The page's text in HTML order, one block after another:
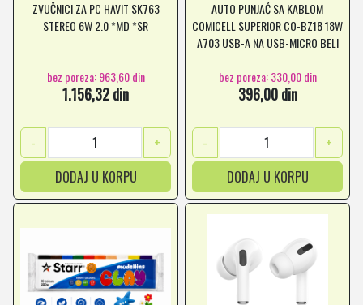
ZVUČNICI ZA PC HAVIT SK763
STEREO 6W 2.0 *MD *SR
bez poreza: 963,60 din
1.156,32 din
-
+
DODAJ U KORPU
AUTO PUNJAČ SA KABLOM
COMICELL SUPERIOR CO-BZ18 18W
A703 USB-A NA USB-MICRO BELI
bez poreza: 330,00 din
396,00 din
-
+
DODAJ U KORPU